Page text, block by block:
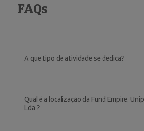
FAQs
A que tipo de atividade se dedica?
Qual é a localização da Fund Empire,
Lda.?